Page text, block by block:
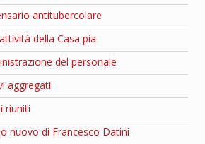
antitubercolare
della Casa pia
del personale
aggregati
riuniti
nuovo di Francesco Datini